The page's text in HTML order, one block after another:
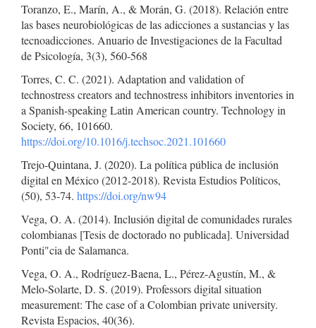
Toranzo, E., Marín, A., & Morán, G. (2018). Relación entre
las bases neurobiológicas de las adicciones a sustancias y las
tecnoadicciones. Anuario de Investigaciones de la Facultad
de Psicología, 3(3), 560-568
Torres, C. C. (2021). Adaptation and validation of
technostress creators and technostress inhibitors inventories in
a Spanish-speaking Latin American country. Technology in
Society, 66, 101660.
https://doi.org/10.1016/j.techsoc.2021.101660
Trejo-Quintana, J. (2020). La política pública de inclusión
digital en México (2012-2018). Revista Estudios Políticos,
(50), 53-74. https://doi.org/nw94
Vega, O. A. (2014). Inclusión digital de comunidades rurales
colombianas [Tesis de doctorado no publicada]. Universidad
Ponti"cia de Salamanca.
Vega, O. A., Rodríguez-Baena, L., Pérez-Agustín, M., &
Melo-Solarte, D. S. (2019). Professors digital situation
measurement: The case of a Colombian private university.
Revista Espacios, 40(36).